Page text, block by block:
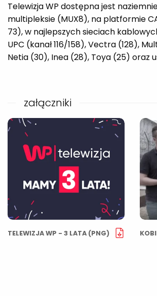
Telewizja WP dostępna jest
multipleksie (MUX8), na platformie
73), w najlepszych sieciach
UPC (kanał 116/158), Vectra (128),
Netia (30), Inea (28), Toya (25) oraz
załączniki
TELEWIZJA WP - 3 LATA (PNG)